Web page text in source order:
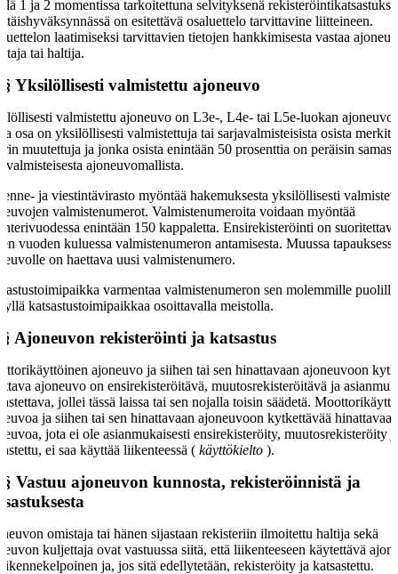
1 ja 2 momentissa tarkoitettuna selvityksenä
on esitettävä osaluettelo tarvittavine liitteineen.
laatimiseksi tarvittavien tietojen hankkimisesta vastaa
tai haltija.
Yksilöllisesti valmistettu ajoneuvo
valmistettu ajoneuvo on L3e-, L4e- tai L5e-luokan
osa on yksilöllisesti valmistettuja tai sarjavalmisteisista osista
muutettuja ja jonka osista enintään 50 prosenttia on peräisin
ajoneuvomallista.
ja viestintävirasto myöntää hakemuksesta yksilöllisesti
valmistenumerot. Valmistenumeroita voidaan myöntää
enintään 150 kappaletta. Ensirekisteröinti on
vuoden kuluessa valmistenumeron antamisesta. Muussa
on haettava uusi valmistenumero.
varmentaa valmistenumeron sen molemmille puolille
katsastustoimipaikkaa osoittavalla meistolla.
Ajoneuvon rekisteröinti ja katsastus
ajoneuvo ja siihen tai sen hinattavaan ajoneuvoon
ajoneuvo on ensirekisteröitävä, muutosrekisteröitävä ja
jollei tässä laissa tai sen nojalla toisin säädetä.
ja siihen tai sen hinattavaan ajoneuvoon kytkettävää hinattavaa
jota ei ole asianmukaisesti ensirekisteröity, muutosrekisteröity
ei saa käyttää liikenteessä ( käyttökielto ).
Vastuu ajoneuvon kunnosta, rekisteröinnistä ja
omistaja tai hänen sijastaan rekisteriin ilmoitettu haltija sekä
kuljettaja ovat vastuussa siitä, että liikenteeseen käytettävä
ja, jos sitä edellytetään, rekisteröity ja katsastettu.